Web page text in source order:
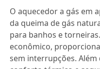
O aquecedor a gás em
da queima de gás
para banhos e
econômico,
sem interrupções.